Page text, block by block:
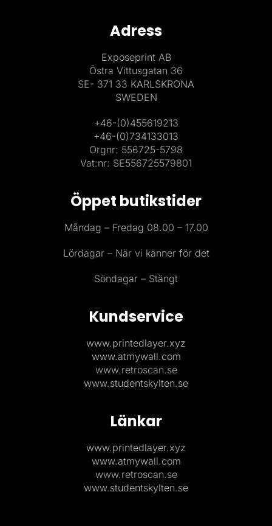
Adress
Exposeprint AB
Östra Vittusgatan 36
SE- 371 33 KARLSKRONA
SWEDEN
+46-(0)455619213
+46-(0)734133013
Orgnr: 556725-5798
Vat:nr: SE556725579801
Öppet butikstider
Måndag – Fredag 08.00 – 17.00
Lördagar – När vi känner för det
Söndagar – Stängt
Kundservice
www.printedlayer.xyz
www.atmywall.com
www.retroscan.se
www.studentskylten.se
Länkar
www.printedlayer.xyz
www.atmywall.com
www.retroscan.se
www.studentskylten.se